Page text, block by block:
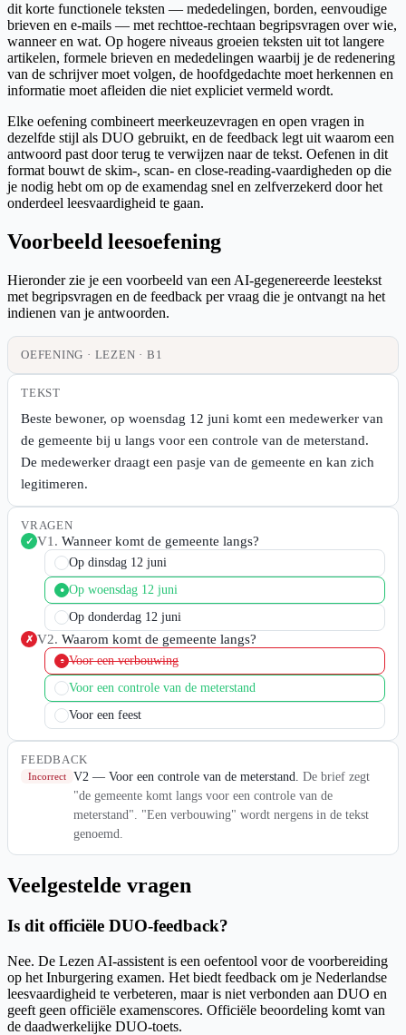
dit korte functionele teksten — mededelingen, borden, eenvoudige
brieven en e-mails — met rechttoe-rechtaan begripsvragen over wie,
wanneer en wat. Op hogere niveaus groeien teksten uit tot langere
artikelen, formele brieven en mededelingen waarbij je de redenering
van de schrijver moet volgen, de hoofdgedachte moet herkennen en
informatie moet afleiden die niet expliciet vermeld wordt.
Elke oefening combineert meerkeuzevragen en open vragen in
dezelfde stijl als DUO gebruikt, en de feedback legt uit waarom een
antwoord past door terug te verwijzen naar de tekst. Oefenen in dit
format bouwt de skim-, scan- en close-reading-vaardigheden op die
je nodig hebt om op de examendag snel en zelfverzekerd door het
onderdeel leesvaardigheid te gaan.
Voorbeeld leesoefening
Hieronder zie je een voorbeeld van een AI-gegenereerde leestekst
met begripsvragen en de feedback per vraag die je ontvangt na het
indienen van je antwoorden.
OEFENING · LEZEN · B1
TEKST
Beste bewoner, op woensdag 12 juni komt een medewerker van
de gemeente bij u langs voor een controle van de meterstand.
De medewerker draagt een pasje van de gemeente en kan zich
legitimeren.
VRAGEN
✓ V1 . Wanneer komt de gemeente langs?
Op dinsdag 12 juni
● Op woensdag 12 juni
Op donderdag 12 juni
✗ V2. Waarom komt de gemeente langs?
● Voor een verbouwing
Voor een controle van de meterstand
Voor een feest
FEEDBACK
Incorrect V2 — Voor een controle van de meterstand. De brief zegt
"de gemeente komt langs voor een controle van de
meterstand". "Een verbouwing" wordt nergens in de tekst
genoemd.
Veelgestelde vragen
Is dit officiële DUO-feedback?
Nee. De Lezen AI-assistent is een oefentool voor de voorbereiding
op het Inburgering examen. Het biedt feedback om je Nederlandse
leesvaardigheid te verbeteren, maar is niet verbonden aan DUO en
geeft geen officiële examenscores. Officiële beoordeling komt van
de daadwerkelijke DUO-toets.